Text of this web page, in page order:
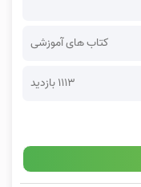
کتاب های آموزشی
1113 بازدید